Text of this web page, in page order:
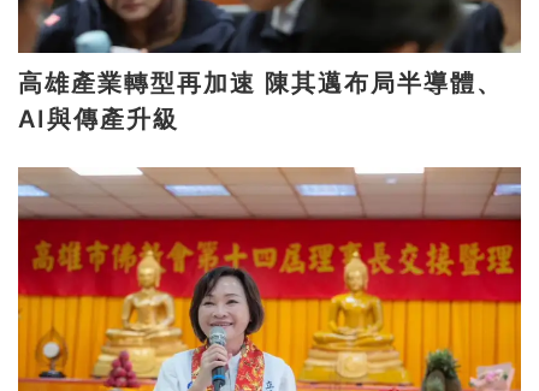
高雄產業轉型再加速 陳其邁布局半導體、
AI與傳產升級